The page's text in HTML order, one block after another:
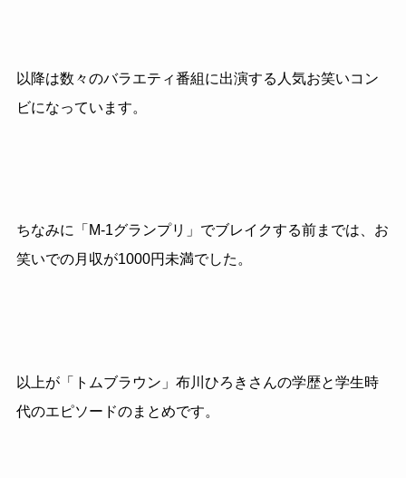
以降は数々のバラエティ番組に出演する人気お笑いコン
ビになっています。
ちなみに「 M-1グランプリ」でブレイクする前までは、お
笑いでの月収が1000円未満でした。
以上が「トムブラウン」布川ひろきさんの学歴と学生時
代のエピソードのまとめです。